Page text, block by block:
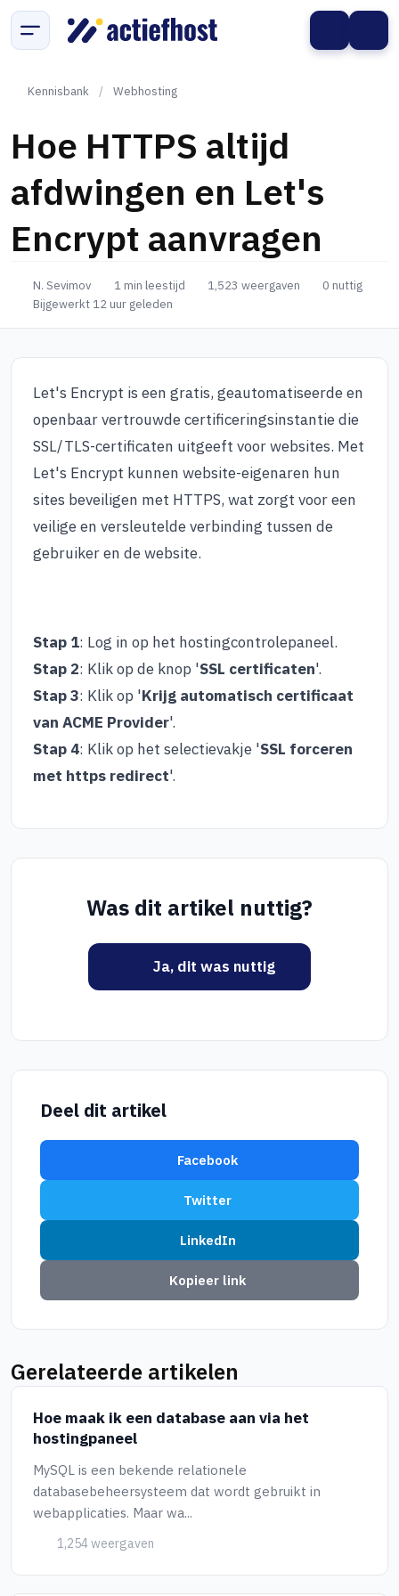
Kennisbank / Webhosting
Hoe HTTPS altijd
afdwingen en Let's
Encrypt aanvragen
N. Sevimov 1 min leestijd 1,523 weergaven
0 nuttig
Bijgewerkt 12 uur geleden
Let's Encrypt is een gratis, geautomatiseerde en
openbaar vertrouwde certificeringsinstantie die
SSL/TLS-certificaten uitgeeft voor websites. Met
Let's Encrypt kunnen website-eigenaren hun
sites beveiligen met HTTPS, wat zorgt voor een
veilige en versleutelde verbinding tussen de
gebruiker en de website.
Stap 1: Log in op het hostingcontrolepaneel.
Stap 2: Klik op de knop 'SSL certificaten'.
Stap 3: Klik op 'Krijg automatisch certificaat
van ACME Provider'.
Stap 4: Klik op het selectievakje 'SSL forceren
met https redirect'.
Was dit artikel nuttig?
Ja, dit was nuttig
Deel dit artikel
Facebook
Twitter
LinkedIn
Kopieer link
Gerelateerde artikelen
Hoe maak ik een database aan via het
hostingpaneel
MySQL is een bekende relationele
databasebeheersysteem dat wordt gebruikt in
webapplicaties. Maar wa...
1,254 weergaven